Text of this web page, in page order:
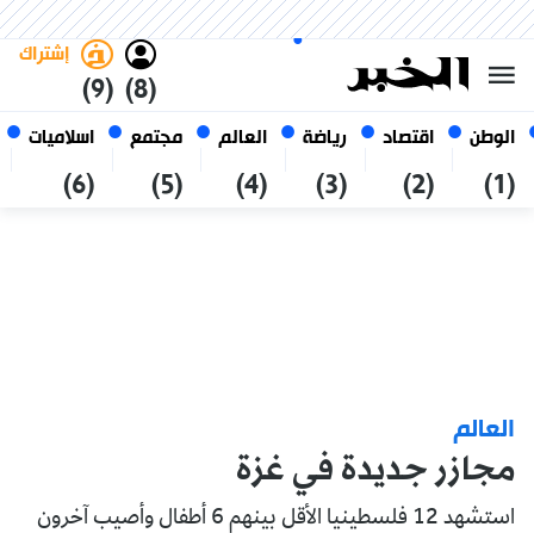
الوطن
(1)
اقتصاد
(2)
رياضة
(3)
العالم
(4)
مجتمع
(5)
اسلاميات
(6)
(8)
إشتراك
(9)
أغسطس 2026
الجزائر
العالم
مجازر جديدة في غزة
استشهد 12 فلسطينيا الأقل بينهم 6 أطفال وأصيب آخرون